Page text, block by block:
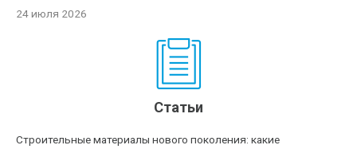
24 июля 2026
Статьи
Строительные материалы нового поколения: какие